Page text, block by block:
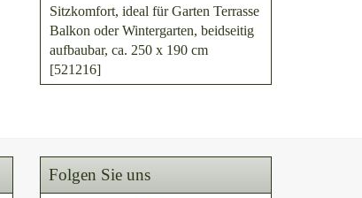
Sitzkomfort, ideal für Garten Terrasse
Balkon oder Wintergarten, beidseitig
aufbaubar, ca. 250 x 190 cm
[521216]
Folgen Sie uns